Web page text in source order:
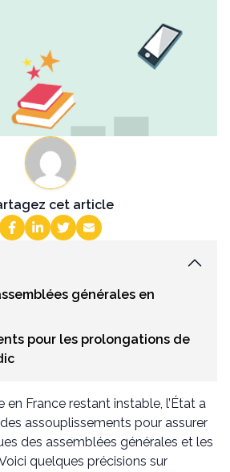
cet article
générales en
pour les prolongations de
en France restant instable, l’État a
assouplissements pour assurer
des assemblées générales et les
quelques précisions sur